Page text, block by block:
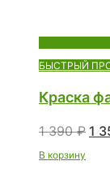
БЫСТРЫЙ
Краска
1 390₽ 1
В корзину